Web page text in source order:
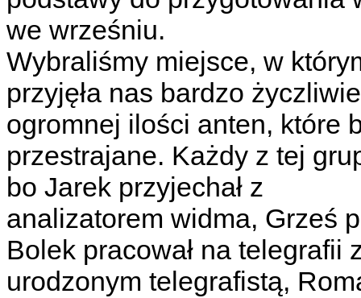
we wrześniu.
Wybraliśmy miejsce, w
przyjęła nas bardzo
ogromnej ilości anten, które
przestrajane. Każdy z tej
bo Jarek przyjechał z
analizatorem widma, Grześ
Bolek pracował na telegrafii
urodzonym telegrafistą,